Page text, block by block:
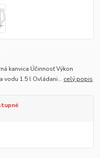
kanvica Účinnosť Výkon
vodu 1.5 l Ovládani... celý popis